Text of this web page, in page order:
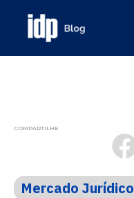
COMPARTILHE
Mercado Jurídico